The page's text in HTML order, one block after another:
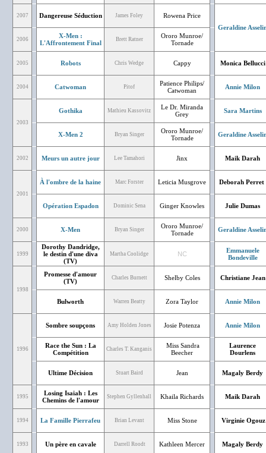
2007 Dangereuse Séduction James Foley
Rowena Price
Geraldine
2006
X-Men :
L'Affrontement Final
Brett Ratner
Ororo Munroe/
Tornade
2005 Robots Chris Wedge Cappy Monica Bellucci
2004 Catwoman Pitof
Patience Philips/
Catwoman
Annie Milon
2003
Gothika Mathieu Kassovitz
Le Dr. Miranda
Grey
Sara Martins
X-Men 2 Bryan Singer
Ororo Munroe/
Tornade
Geraldine
2002 Meurs un autre jour Lee Tamahori Jinx Maik Darah
2001
À l'ombre de la haine Marc Forster Leticia Musgrove Deborah Perret
Opération Espadon Dominic Sena Ginger Knowles Julie Dumas
2000 X-Men Bryan Singer
Ororo Munroe/
Tornade
Geraldine
1999
Dorothy Dandridge,
le destin d'une diva
(TV)
Martha Coolidge NC
Emmanuele
Bondeville
1998
Promesse d'amour
(TV)
Charles Burnett Shelby Coles Christiane Jean
Bulworth Warren Beatty Zora Taylor Annie Milon
1996
Sombre soupçons Amy Holden Jones Josie Potenza Annie Milon
Race the Sun : La
Compétition
Charles T. Kanganis
Miss Sandra
Beecher
Laurence
Dourlens
Ultime Décision Stuart Baird Jean Magaly Berdy
1995
Losing Isaiah : Les
Chemins de l'amour
Stephen Gyllenhall Khaila Richards Maik Darah
1994 La Famille Pierrafeu Brian Levant Miss Stone Virginie Ogouz
1993 Un père en cavale Darrell Roodt Kathleen Mercer Magaly Berdy